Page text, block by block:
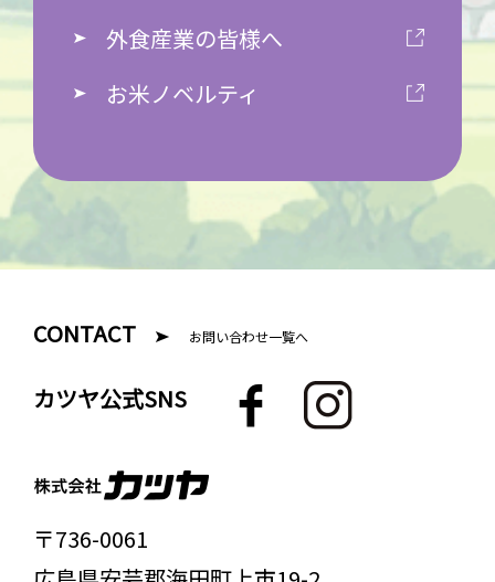
外食産業の皆様へ
お米ノベルティ
CONTACT お問い合わせ一覧へ
カツヤ公式SNS
I
n
〒736-0061